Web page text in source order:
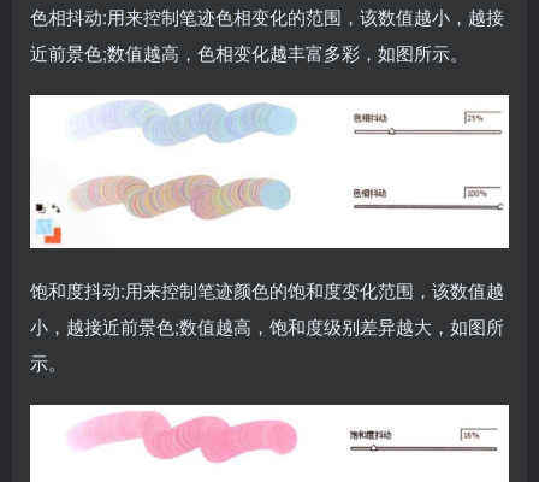
色相抖动:用来控制笔迹色相变化的范围，该数值越小，越接
近前景色;数值越高，色相变化越丰富多彩，如图所示。
饱和度抖动:用来控制笔迹颜色的饱和度变化范围，该数值越
小，越接近前景色;数值越高，饱和度级别差异越大，如图所
示。